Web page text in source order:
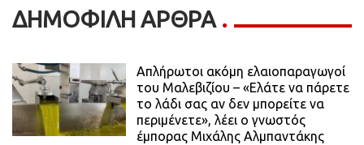
ΔΗΜΟΦΙΛΗ ΑΡΘΡΑ
Απλήρωτοι ακόμη ελαιοπαραγωγοί
του Μαλεβιζίου – «Ελάτε να πάρετε
το λάδι σας αν δεν μπορείτε να
περιμένετε», λέει ο γνωστός
έμπορας Μιχάλης Αλμπαντάκης